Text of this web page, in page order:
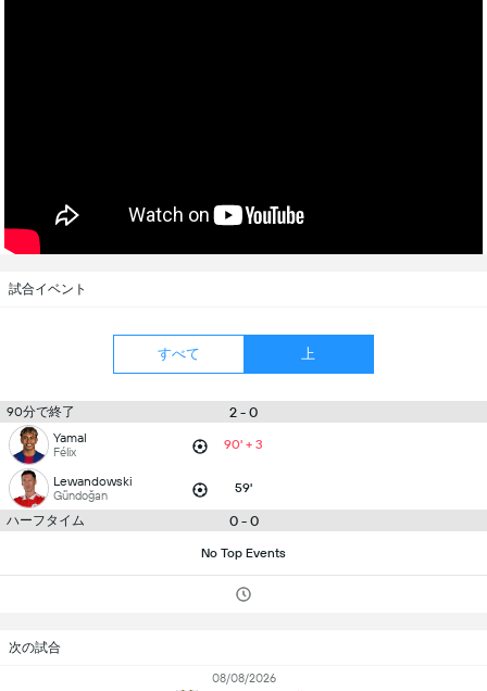
試合イベント
すべて 上
90分で終了 2 - 0
Yamal
Félix 90' + 3
Lewandowski
Gündoğan 59'
ハーフタイム 0 - 0
No Top Events
次の試合
08/08/2026